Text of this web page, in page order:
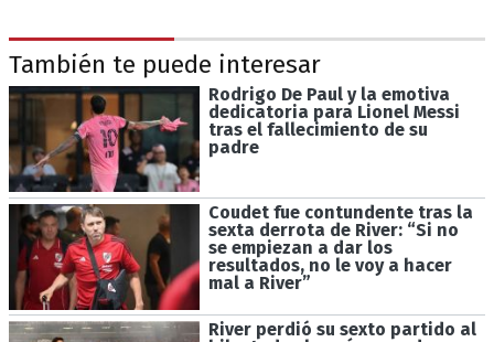
También te puede interesar
Rodrigo De Paul y la emotiva
dedicatoria para Lionel Messi
tras el fallecimiento de su
padre
Coudet fue contundente tras la
sexta derrota de River: “Si no
se empiezan a dar los
resultados, no le voy a hacer
mal a River”
River perdió su sexto partido al